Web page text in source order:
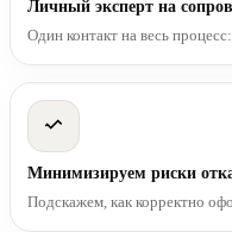
Личный эксперт на
Один контакт на весь
Минимизируем риски
Подскажем, как корректно